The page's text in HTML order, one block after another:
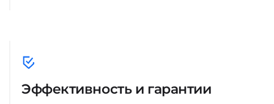
Эффективность и гарантии